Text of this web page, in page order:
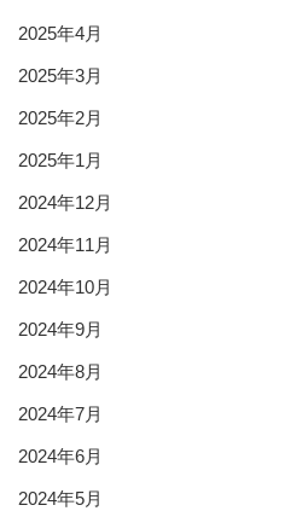
2025年4月
2025年3月
2025年2月
2025年1月
2024年12月
2024年11月
2024年10月
2024年9月
2024年8月
2024年7月
2024年6月
2024年5月